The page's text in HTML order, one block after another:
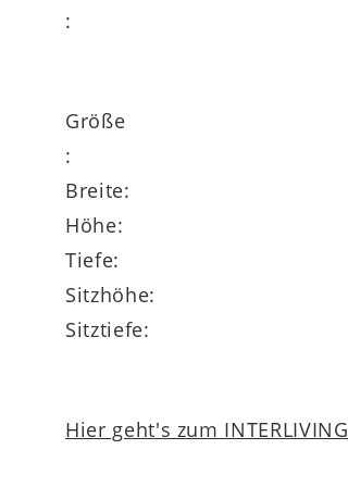
:
Größe
:
Breite:
Höhe:
Tiefe:
Sitzhöhe:
Sitztiefe:
Hier geht's zum